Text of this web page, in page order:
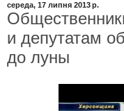
середа, 17 липня 2013 р.
и депутатам
до луны